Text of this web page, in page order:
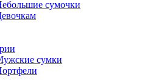
сумочки
сумки